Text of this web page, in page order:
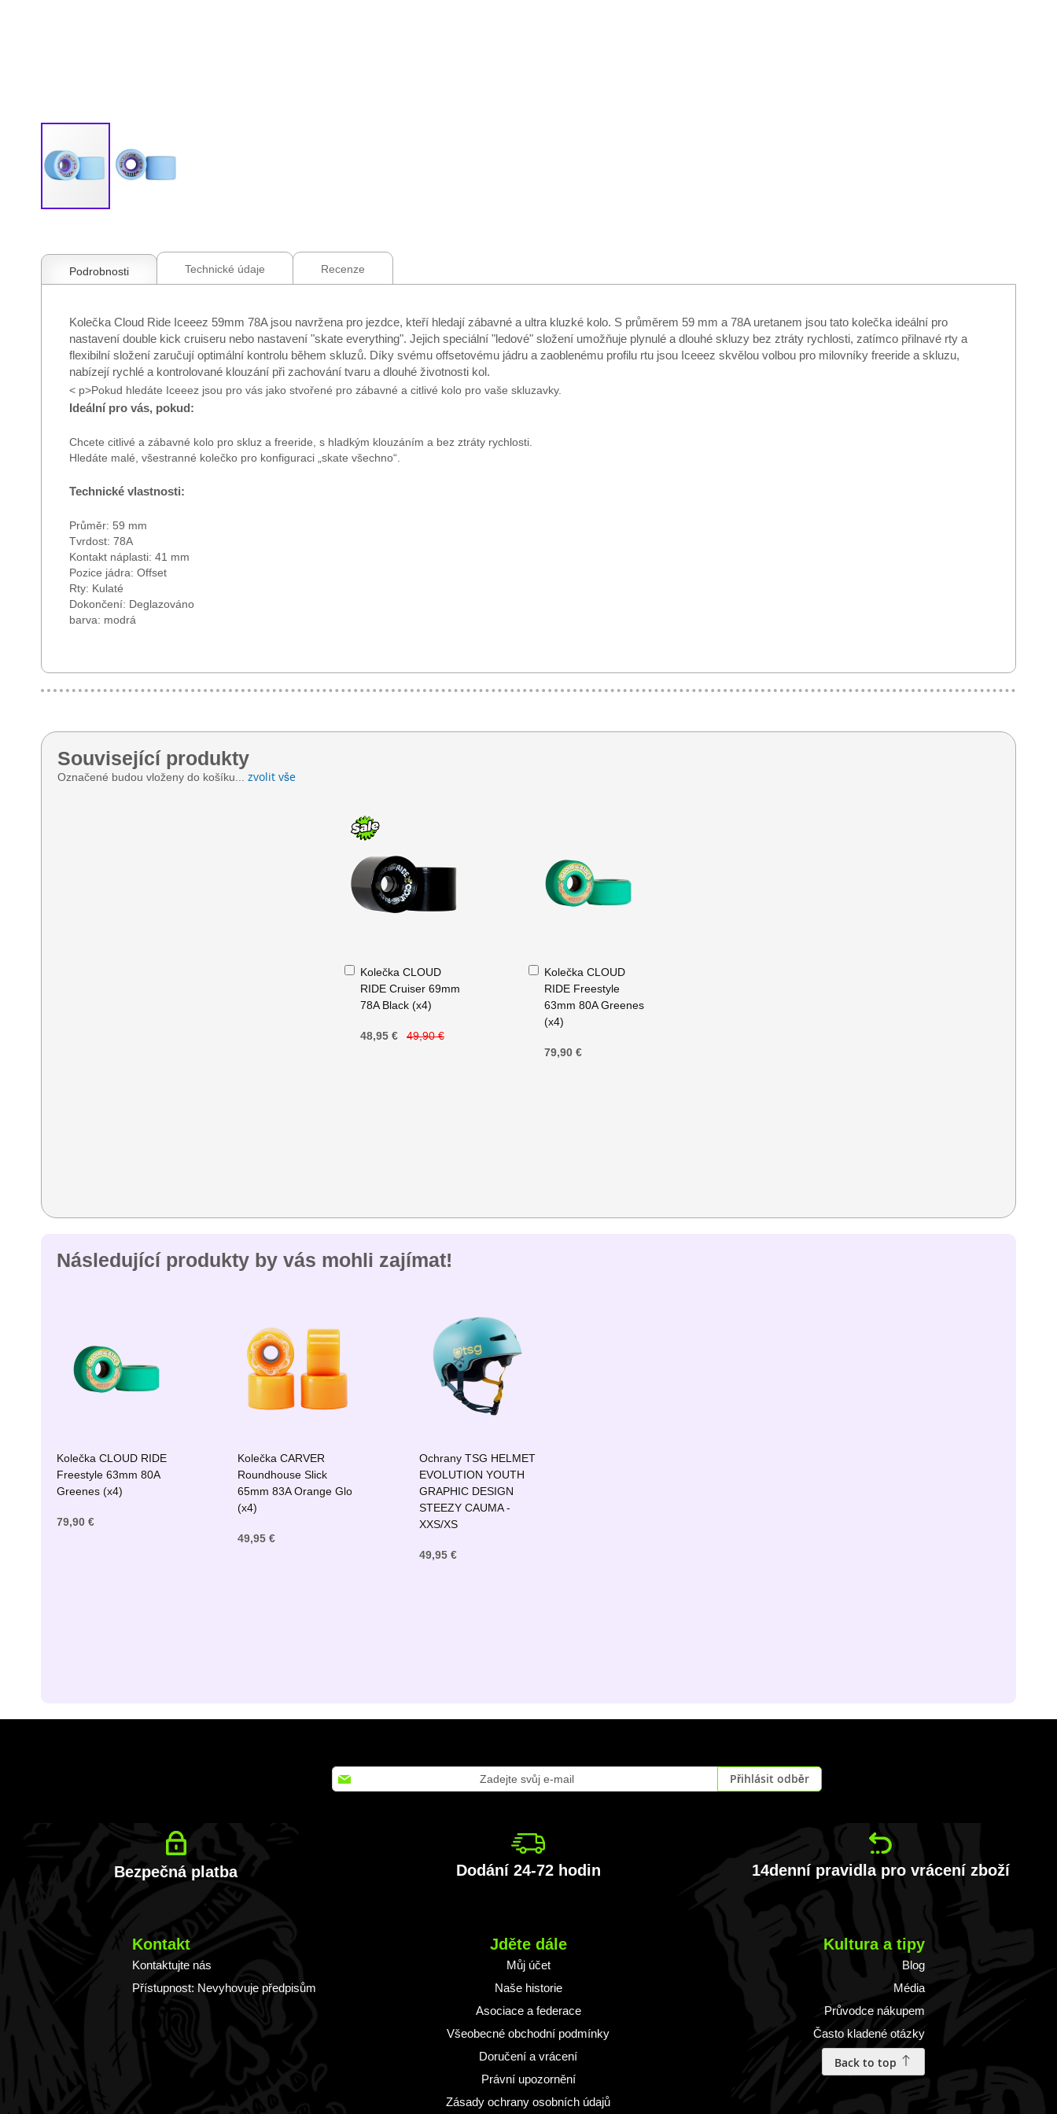
galeriePodrobnosti
Kolečka Cloud Ride Iceeez 59mm 78A jsou navržena pro jezdce, kteří hledají zábavné a ultra kluzké kolo. S průměrem 59 mm a 78A uretanem jsou tato kolečka ideální pro
nastavení double kick cruiseru nebo nastavení "skate everything". Jejich speciální "ledové" složení umožňuje plynulé a dlouhé skluzy bez ztráty rychlosti, zatímco přilnavé rty a
flexibilní složení zaručují optimální kontrolu během skluzů. Díky svému offsetovému jádru a zaoblenému profilu rtu jsou Iceeez skvělou volbou pro milovníky freeride a skluzu,
nabízejí rychlé a kontrolované klouzání při zachování tvaru a dlouhé životnosti kol.
< p>Pokud hledáte Iceeez jsou pro vás jako stvořené pro zábavné a citlivé kolo pro vaše skluzavky.
Ideální pro vás, pokud:
Chcete citlivé a zábavné kolo pro skluz a freeride, s hladkým klouzáním a bez ztráty rychlosti.
Hledáte malé, všestranné kolečko pro konfiguraci „skate všechno“.
Technické vlastnosti:
Průměr: 59 mm
Tvrdost: 78A
Kontakt náplasti: 41 mm
Pozice jádra: Offset
Rty: Kulaté
Dokončení: Deglazováno
barva: modrá
Technické údaje Recenze
Související produkty
Označené budou vloženy do košíku... zvolit vše
Kolečka CLOUD
RIDE Cruiser 69mm
78A Black (x4)
48,95 € 49,90 €
Přidat
do
košíku
Kolečka CLOUD
RIDE Freestyle
63mm 80A Greenes
(x4)
79,90 €
Přidat
do
košíku
Následující produkty by vás mohli zajímat!
Kolečka CLOUD RIDE
Freestyle 63mm 80A
Greenes (x4)
79,90 €
Kolečka CARVER
Roundhouse Slick
65mm 83A Orange Glo
(x4)
49,95 €
Ochrany TSG HELMET
EVOLUTION YOUTH
GRAPHIC DESIGN
STEEZY CAUMA -
XXS/XS
49,95 €
Přihlaste
se
Přihlásit odběr
Bezpečná platba Dodání 24-72 hodin 14denní pravidla pro vrácení zboží
Kontakt
Kontaktujte nás
Přístupnost: Nevyhovuje předpisům
Jděte dále
Můj účet
Naše historie
Asociace a federace
Všeobecné obchodní podmínky
Doručení a vrácení
Právní upozornění
Zásady ochrany osobních údajů
Kultura a tipy
Blog
Média
Průvodce nákupem
Často kladené otázky
Back to top